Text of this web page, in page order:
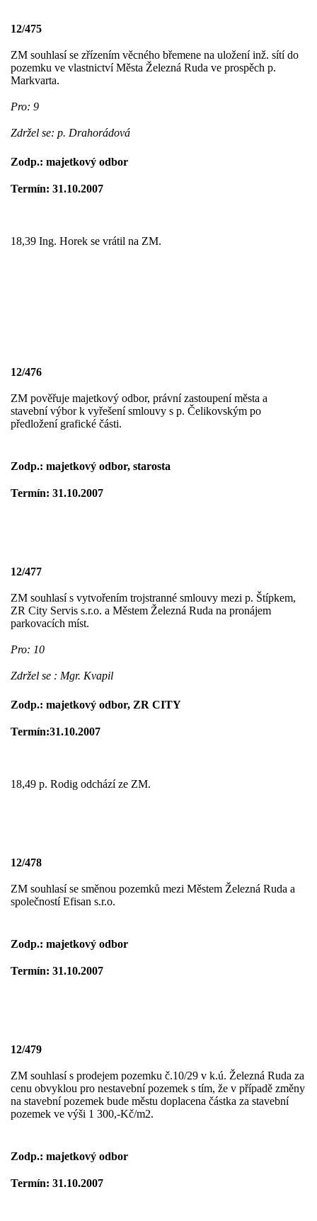
12/475
ZM souhlasí se zřízením věcného břemene na uložení inž. sítí do
pozemku ve vlastnictví Města Železná Ruda ve prospěch p.
Markvarta.
Pro: 9
Zdržel se: p. Drahorádová
Zodp.: majetkový odbor
Termín: 31.10.2007
18,39 Ing. Horek se vrátil na ZM.
12/476
ZM pověřuje majetkový odbor, právní zastoupení města a
stavební výbor k vyřešení smlouvy s p. Čelikovským po
předložení grafické části.
Zodp.: majetkový odbor, starosta
Termín: 31.10.2007
12/477
ZM souhlasí s vytvořením trojstranné smlouvy mezi p. Štípkem,
ZR City Servis s.r.o. a Městem Železná Ruda na pronájem
parkovacích míst.
Pro: 10
Zdržel se : Mgr. Kvapil
Zodp.: majetkový odbor, ZR CITY
Termín:31.10.2007
18,49 p. Rodig odchází ze ZM.
12/478
ZM souhlasí se směnou pozemků mezi Městem Železná Ruda a
společností Efisan s.r.o.
Zodp.: majetkový odbor
Termín: 31.10.2007
12/479
ZM souhlasí s prodejem pozemku č.10/29 v k.ú. Železná Ruda za
cenu obvyklou pro nestavební pozemek s tím, že v případě změny
na stavební pozemek bude městu doplacena částka za stavební
pozemek ve výši 1 300,-Kč/m2.
Zodp.: majetkový odbor
Termín: 31.10.2007